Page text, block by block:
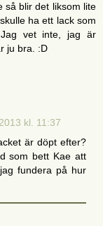
så blir det liksom lite
ha ett lack som
Jag vet inte, jag är
ju bra. :D
kl. 11:37
är döpt efter?
som bett Kae att
fundera på hur